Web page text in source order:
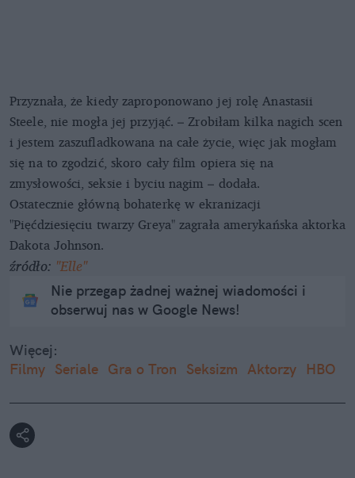
Przyznała, że kiedy zaproponowano jej rolę Anastasii
Steele, nie mogła jej przyjąć. – Zrobiłam kilka nagich scen
i jestem zaszufladkowana na całe życie, więc jak mogłam
się na to zgodzić, skoro cały film opiera się na
zmysłowości, seksie i byciu nagim – dodała.
Ostatecznie główną bohaterkę w ekranizacji
"Pięćdziesięciu twarzy Greya" zagrała amerykańska aktorka
Dakota Johnson.
źródło: "Elle"
Nie przegap żadnej ważnej wiadomości i
obserwuj nas w Google News!
Więcej:
Filmy Seriale Gra o Tron Seksizm Aktorzy HBO